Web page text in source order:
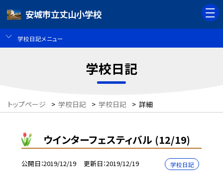
安城市立丈山小学校
学校日記メニュー
学校日記
トップページ > 学校日記 > 学校日記 > 詳細
ウインターフェスティバル (12/19)
公開日 2019/12/19 更新日 2019/12/19 学校日記